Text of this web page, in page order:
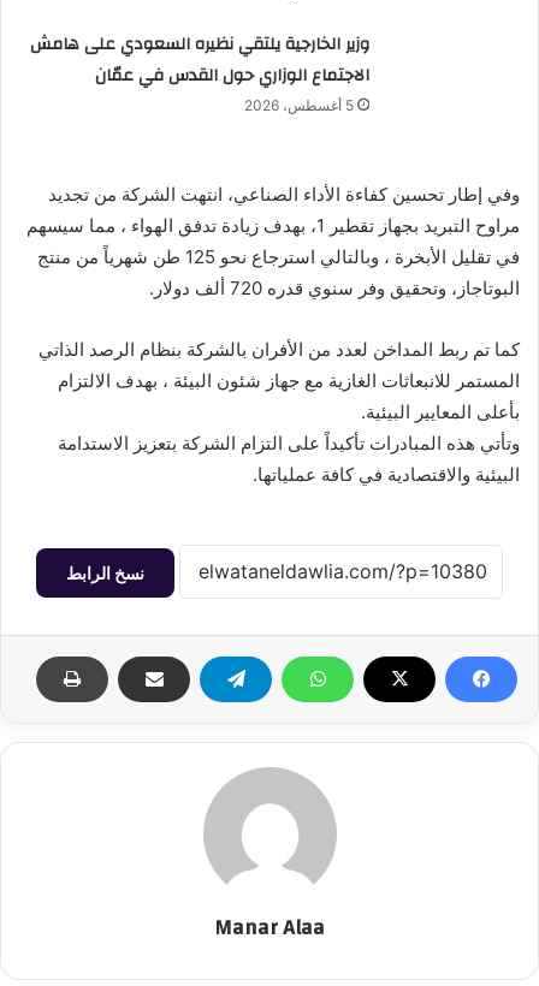
وزير الخارجية يلتقي نظيره السعودي على هامش
الاجتماع الوزاري حول القدس في عمّان
5 أغسطس، 2026
وفي إطار تحسين كفاءة الأداء الصناعي، انتهت الشركة من تجديد
مراوح التبريد بجهاز تقطير 1، بهدف زيادة تدفق الهواء ، مما سيسهم
في تقليل الأبخرة ، وبالتالي استرجاع نحو 125 طن شهرياً من منتج
البوتاجاز، وتحقيق وفر سنوي قدره 720 ألف دولار.
كما تم ربط المداخن لعدد من الأفران بالشركة بنظام الرصد الذاتي
المستمر للانبعاثات الغازية مع جهاز شئون البيئة ، بهدف الالتزام
بأعلى المعايير البيئية.
وتأتي هذه المبادرات تأكيداً على التزام الشركة بتعزيز الاستدامة
البيئية والاقتصادية في كافة عملياتها.
نسخ الرابط
Manar Alaa